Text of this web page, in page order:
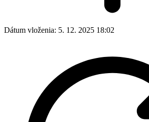
Dátum vloženia: 5. 12. 2025 18:02